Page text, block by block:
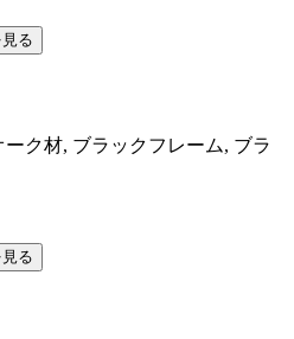
る
ク材, ブラックフレーム, ブラ
る